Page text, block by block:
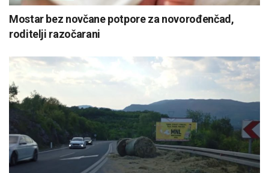
Mostar bez novčane potpore za novorođenčad,
roditelji razočarani